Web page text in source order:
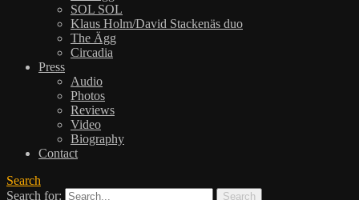
SOL SOL
Klaus Holm/David Stackenäs duo
The Ägg
Circadia
Press
Audio
Photos
Reviews
Video
Biography
Contact
Search
Search for: